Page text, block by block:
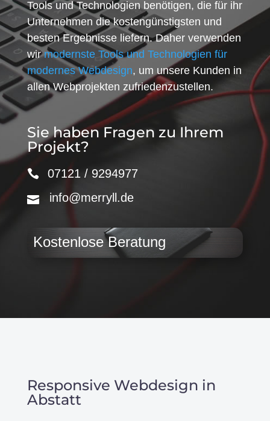
Tools und Technologien benötigen, die für ihr
Unternehmen die kostengünstigsten und
besten Ergebnisse liefern. Daher verwenden
wirmodernste Tools und Technologien für
modernes Webdesign, um unsere Kunden in
allen Webprojekten zufriedenzustellen.
Sie haben Fragen zu Ihrem
Projekt?
07121 / 9294977
info@merryll.de
Kostenlose Beratung
Responsive Webdesign in
Abstatt